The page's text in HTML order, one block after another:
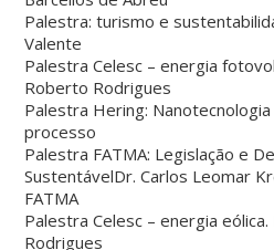
Palestra: turismo e
Valente
Palestra Celesc – energia
Roberto Rodrigues
Palestra Hering: Nanotecnologia
processo
Palestra FATMA: Legislação e
SustentávelDr. Carlos Leomar
FATMA
Palestra Celesc – energia
Rodrigues